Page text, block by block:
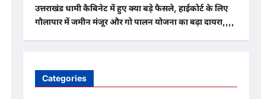
उत्तराखंड धामी कैबिनेट में हुए क्या बड़े फैसले, हाईकोर्ट के लिए
गौलापार में जमीन मंजूर और गो पालन योजना का बढ़ा दायरा,,,,
Categories